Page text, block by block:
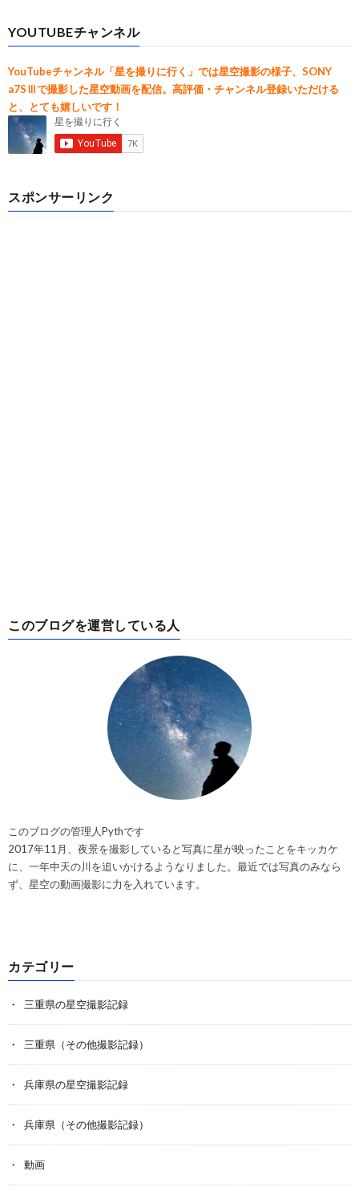
YOUTUBEチャンネル
YouTubeチャンネル「星を撮りに行く」では星空撮影の様子、SONY
a7SⅢで撮影した星空動画を配信。高評価・チャンネル登録いただける
と、とても嬉しいです！
スポンサーリンク
このブログを運営している人
このブログの管理人Pythです
2017年11月、夜景を撮影していると写真に星が映ったことをキッカケ
に、一年中天の川を追いかけるようなりました。最近では写真のみなら
ず、星空の動画撮影に力を入れています。
カテゴリー
三重県の星空撮影記録
三重県（その他撮影記録）
兵庫県の星空撮影記録
兵庫県（その他撮影記録）
動画